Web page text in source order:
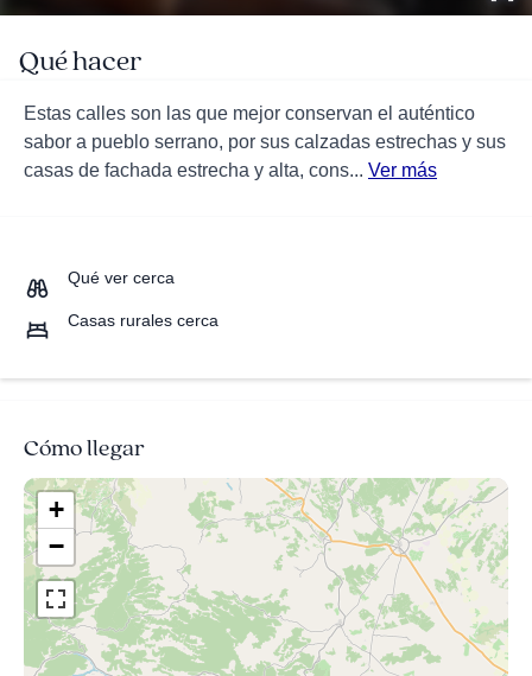
Qué hacer
Estas calles son las que mejor conservan el auténtico
sabor a pueblo serrano, por sus calzadas estrechas y sus
casas de fachada estrecha y alta, cons... Ver más
Qué ver cerca
Casas rurales cerca
Cómo llegar
+
−